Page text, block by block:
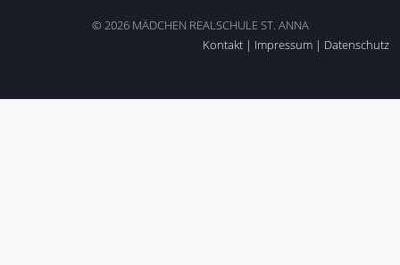
© 2026 MÄDCHEN REALSCHULE ST. ANNA
Kontakt | Impressum | Datenschutz